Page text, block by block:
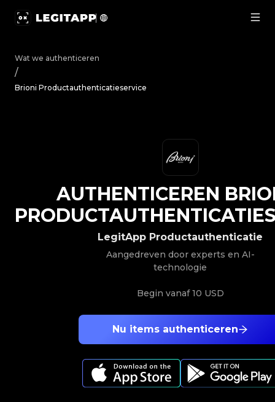
Wat we authenticeren
/
Brioni Productauthenticatieservice
Nu items authenticeren
LegitApp Productauthenticatie
Aangedreven door experts en AI-
technologie
Begin vanaf10 USD
AUTHENTICEREN